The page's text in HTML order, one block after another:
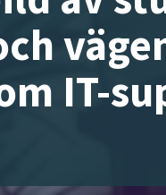
IT-